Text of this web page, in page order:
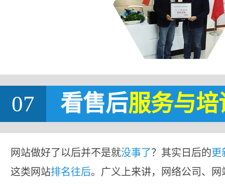
07 看售后服务与培
网站做好了以后并不是就没事了？其实日后的更
这类网站排名往后。广义上来讲，网络公司、